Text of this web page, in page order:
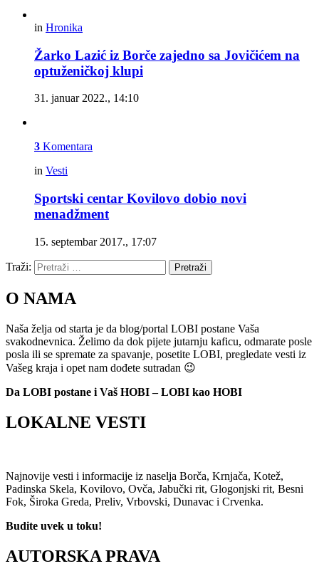
in Hronika
Žarko Lazić iz Borče zajedno sa Jovičićem na
optuženičkoj klupi
31. januar 2022., 14:10
3 Komentara
in Vesti
Sportski centar Kovilovo dobio novi
menadžment
15. septembar 2017., 17:07
Traži: Pretraži
O NAMA
Naša želja od starta je da blog/portal LOBI postane Vaša
svakodnevnica. Želimo da dok pijete jutarnju kaficu, odmarate posle
posla ili se spremate za spavanje, posetite LOBI, pregledate vesti iz
Vašeg kraja i opet nam dođete sutradan 😉
Da LOBI postane i Vaš HOBI – LOBI kao HOBI
LOKALNE VESTI
Najnovije vesti i informacije iz naselja Borča, Krnjača, Kotež,
Padinska Skela, Kovilovo, Ovča, Jabučki rit, Glogonjski rit, Besni
Fok, Široka Greda, Preliv, Vrbovski, Dunavac i Crvenka.
Budite uvek u toku!
AUTORSKA PRAVA